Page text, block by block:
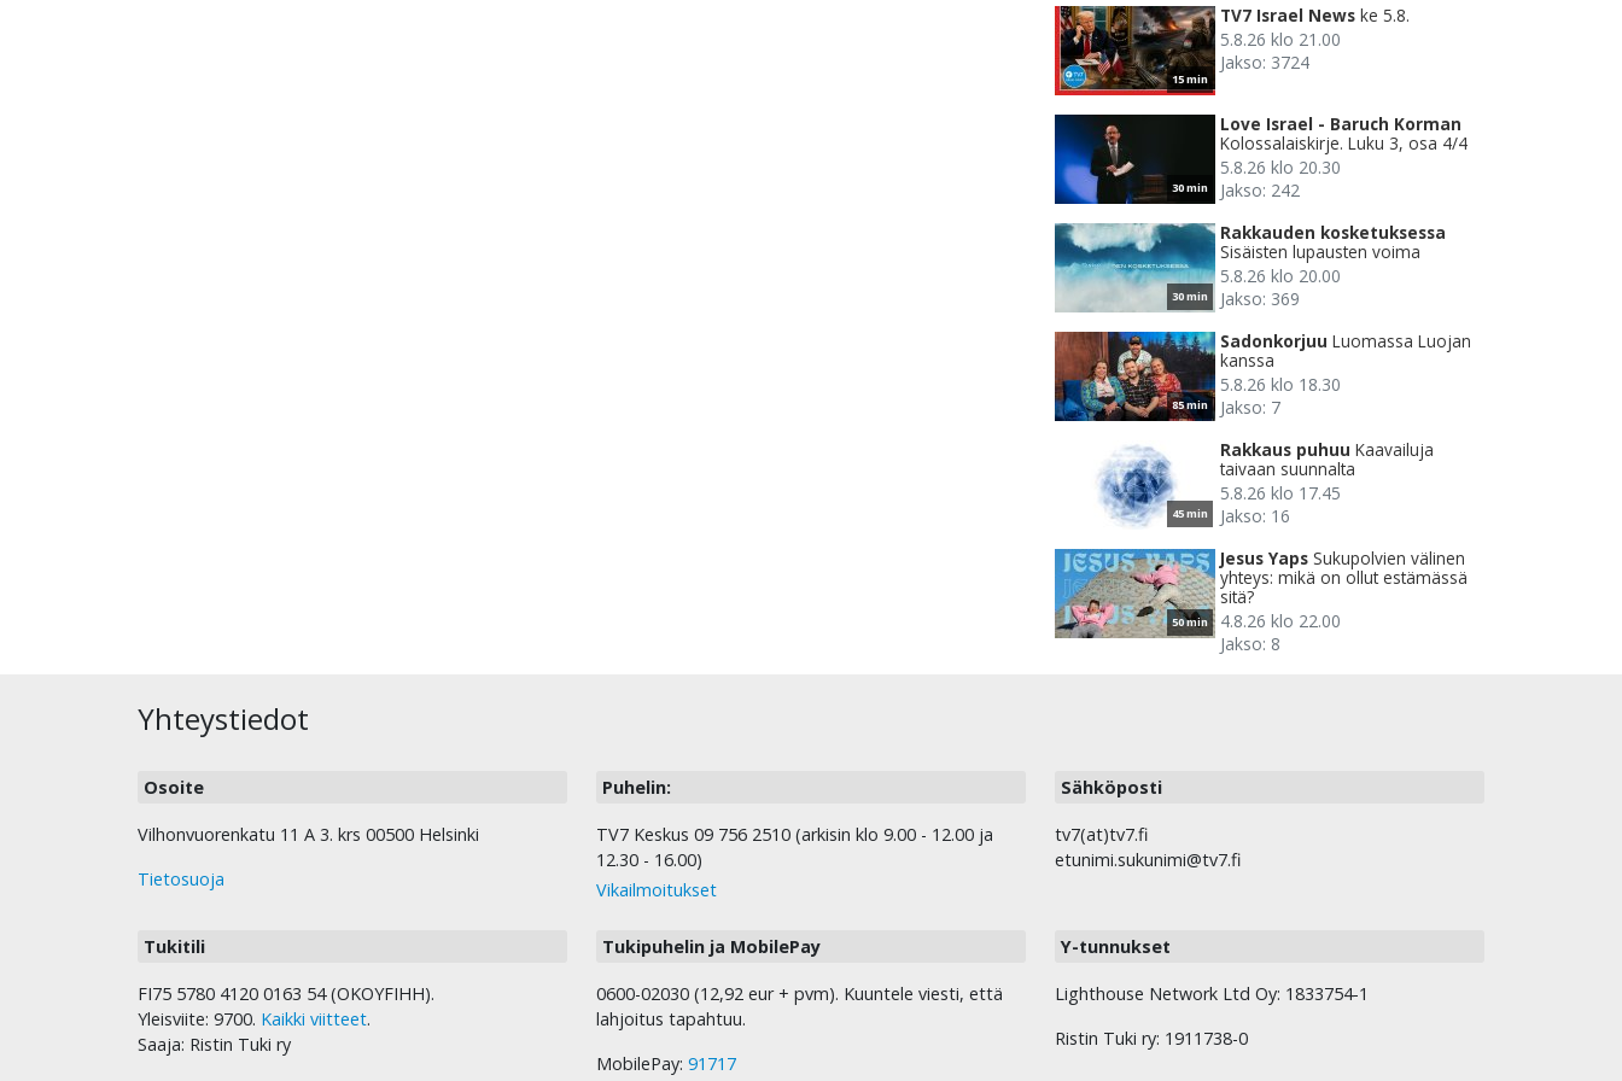
15 min
TV7 Israel News ke 5.8.
5.8.26 klo 21.00
Jakso: 3724
30 min
Love Israel - Baruch Korman
Kolossalaiskirje. Luku 3, osa 4/4
5.8.26 klo 20.30
Jakso: 242
30 min
Rakkauden kosketuksessa
Sisäisten lupausten voima
5.8.26 klo 20.00
Jakso: 369
85 min
Sadonkorjuu Luomassa Luojan
kanssa
5.8.26 klo 18.30
Jakso: 7
45 min
Rakkaus puhuu Kaavailuja
taivaan suunnalta
5.8.26 klo 17.45
Jakso: 16
50 min
Jesus Yaps Sukupolvien välinen
yhteys: mikä on ollut estämässä
sitä?
4.8.26 klo 22.00
Jakso: 8
Yhteystiedot
Osoite
Vilhonvuorenkatu 11 A 3. krs 00500 Helsinki
Tietosuoja
Puhelin:
TV7 Keskus 09 756 2510 (arkisin klo 9.00 - 12.00 ja
12.30 - 16.00)
Vikailmoitukset
Sähköposti
tv7(at)tv7.fi
etunimi.sukunimi@tv7.fi
Tukitili
FI75 5780 4120 0163 54 (OKOYFIHH).
Yleisviite: 9700. Kaikki viitteet.
Saaja: Ristin Tuki ry
Tukipuhelin ja MobilePay
0600-02030 (12,92 eur + pvm). Kuuntele viesti, että
lahjoitus tapahtuu.
MobilePay: 91717
Y-tunnukset
Lighthouse Network Ltd Oy: 1833754-1
Ristin Tuki ry: 1911738-0